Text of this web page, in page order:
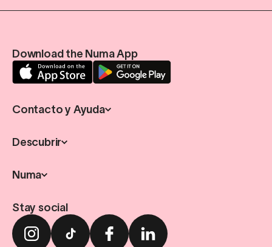
Download the Numa App
Contacto y Ayuda
Descubrir
Numa
Stay social